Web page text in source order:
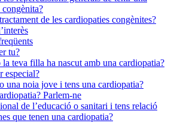
de les cardiopaties congènites?
tu?
teva filla ha nascut amb una cardiopatia?
especial?
una noia jove i tens una cardiopatia?
Parlem-ne
de l’educació o sanitari i tens relació
que tenen una cardiopatia?